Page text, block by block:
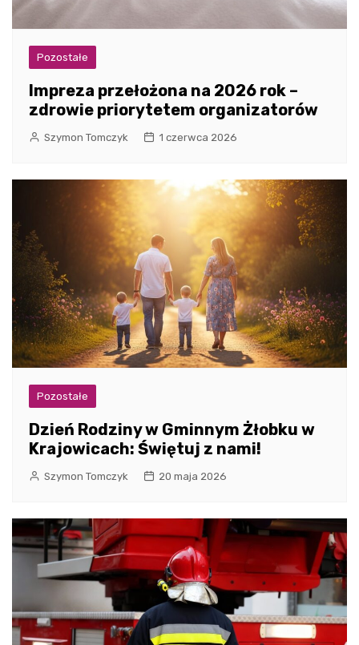
Pozostałe
Impreza przełożona na 2026 rok –
zdrowie priorytetem organizatorów
Szymon Tomczyk 1 czerwca 2026
Pozostałe
Dzień Rodziny w Gminnym Żłobku w
Krajowicach: Świętuj z nami!
Szymon Tomczyk 20 maja 2026